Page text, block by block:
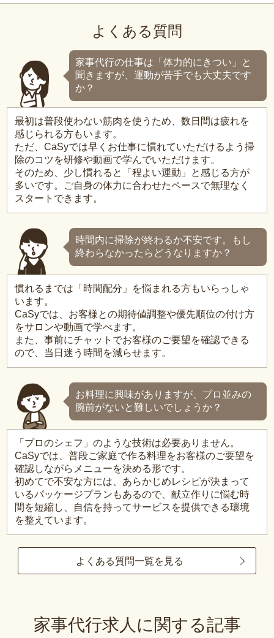
よくある質問
家事代行の仕事は「体力的にきつい」と
聞きますが、運動が苦手でも大丈夫です
か？
最初は普段使わない筋肉を使うため、数日間は疲れを
感じられる方もいます。
ただ、CaSyでは早くお仕事に慣れていただけるよう掃
除のコツを研修や動画で学んでいただけます。
そのため、少し慣れると「程よい運動」と感じる方が
多いです。ご自身の体力に合わせたペースで無理なく
スタートできます。
時間内に掃除が終わるか不安です。もし
終わらなかったらどうなりますか？
慣れるまでは「時間配分」を悩まれる方もいらっしゃ
います。
CaSyでは、お客様との期待値調整や優先順位の付け方
をサロンや動画で学べます。
また、事前にチャットでお客様のご要望を確認できる
ので、当日迷う時間を減らせます。
お料理に興味がありますが、プロ並みの
腕前がないと難しいでしょうか？
「プロのシェフ」のような技術は必要ありません。
CaSyでは、普段ご家庭で作る料理をお客様のご要望を
確認しながらメニューを決める形です。
初めてで不安な方には、あらかじめレシピが決まって
いるパッケージプランもあるので、献立作りに悩む時
間を短縮し、自信を持ってサービスを提供できる環境
を整えています。
よくある質問一覧を見る
家事代行求人に関する記事